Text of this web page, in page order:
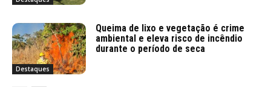
Destaques
Queima de lixo e vegetação é crime
ambiental e eleva risco de incêndio
durante o período de seca